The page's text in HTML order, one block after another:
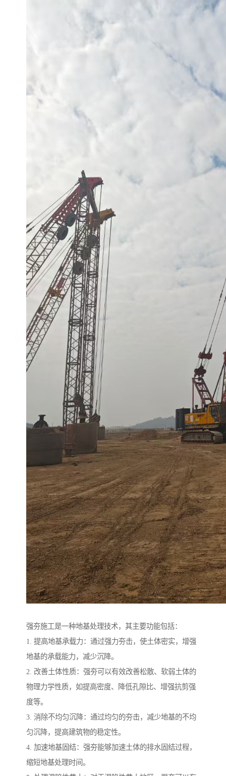
强夯施工是一种地基处理技术，其主要功能包括：
1. 提高地基承载力：通过强力夯击，使土体密实，增强
地基的承载能力，减少沉降。
2. 改善土体性质：强夯可以有效改善松散、软弱土体的
物理力学性质，如提高密度、降低孔隙比、增强抗剪强
度等。
3. 消除不均匀沉降：通过均匀的夯击，减少地基的不均
匀沉降，提高建筑物的稳定性。
4. 加速地基固结：强夯能够加速土体的排水固结过程，
缩短地基处理时间。